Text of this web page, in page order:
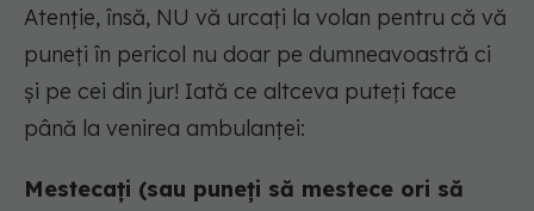
Atenție, însă, NU vă urcați la volan pentru că vă
puneți în pericol nu doar pe dumneavoastră ci
și pe cei din jur! Iată ce altceva puteți face
până la venirea ambulanței:
Mestecați (sau puneți să mestece ori să